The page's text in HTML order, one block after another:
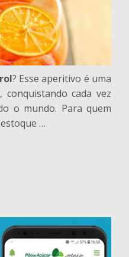
? Esse aperitivo é uma
cada vez
o mundo. Para quem
…